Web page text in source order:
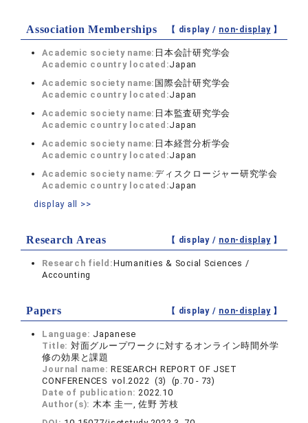
Association Memberships 【 display / non-display】
Academic society name: 日本会計研究学会
Academic country located:Japan
Academic society name: 国際会計研究学会
Academic country located:Japan
Academic society name: 日本監査研究学会
Academic country located:Japan
Academic society name: 日本経営分析学会
Academic country located:Japan
Academic society name:ディスクロージャー研究学会
Academic country located:Japan
display all >>
Research Areas 【 display / non-display】
Research field:Humanities & Social Sciences /
Accounting
Papers 【 display / non-display】
Language: Japanese
Title: 対面グループワークに対するオンライン時間外学
修の効果と課題
Journal name:RESEARCH REPORT OF JSET
CONFERENCES vol.2022 (3) (p.70 - 73)
Date of publication:2022.10
Author(s): 木本 圭一, 佐野 芳枝